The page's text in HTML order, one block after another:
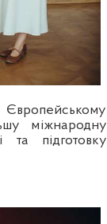
міжнародну
та підготовку